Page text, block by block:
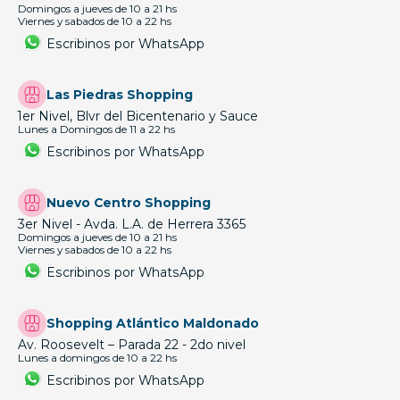
Domingos a jueves de 10 a 21 hs
Viernes y sabados de 10 a 22 hs
Escribinos por WhatsApp
Las Piedras Shopping
1er Nivel, Blvr del Bicentenario y Sauce
Lunes a Domingos de 11 a 22 hs
Escribinos por WhatsApp
Nuevo Centro Shopping
3er Nivel - Avda. L.A. de Herrera 3365
Domingos a jueves de 10 a 21 hs
Viernes y sabados de 10 a 22 hs
Escribinos por WhatsApp
Shopping Atlántico Maldonado
Av. Roosevelt – Parada 22 - 2do nivel
Lunes a domingos de 10 a 22 hs
Escribinos por WhatsApp